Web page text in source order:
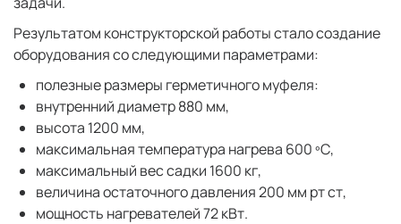
Результатом конструкторской работы стало создание
оборудования со следующими параметрами:
полезные размеры герметичного муфеля:
внутренний диаметр 880 мм,
высота 1200 мм,
максимальная температура нагрева 600 ºС,
максимальный вес садки 1600 кг,
величина остаточного давления 200 мм рт ст,
мощность нагревателей 72 кВт.